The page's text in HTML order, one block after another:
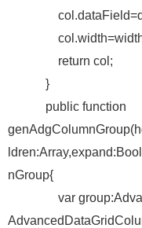
return col;
}
public function
nGroup{
var